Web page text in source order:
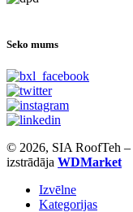
Seko mums
© 2026, SIA RoofTeh –
izstrādāja WDMarket
Izvēlne
Kategorijas